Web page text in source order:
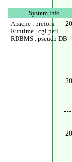
System info
Apache : prefork
Runtime : cgi perl
RDBMS : pseudo DB